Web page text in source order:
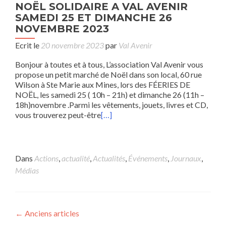
NOËL SOLIDAIRE A VAL AVENIR
SAMEDI 25 ET DIMANCHE 26
NOVEMBRE 2023
Ecrit le 20 novembre 2023par Val Avenir
Bonjour à toutes et à tous, L’association Val Avenir vous
propose un petit marché de Noël dans son local, 60 rue
Wilson à Ste Marie aux Mines, lors des FÉERIES DE
NOËL, les samedi 25 ( 10h – 21h) et dimanche 26 (11h –
18h)novembre .Parmi les vêtements, jouets, livres et CD,
vous trouverez peut-être[…]
Dans Actions,actualité,Actualités, Événements, Journaux,
Médias
Posts
← Anciens articles